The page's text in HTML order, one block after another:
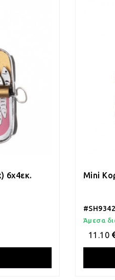
6x4εκ. Mini
#SH9342
Άμεσα
11.10